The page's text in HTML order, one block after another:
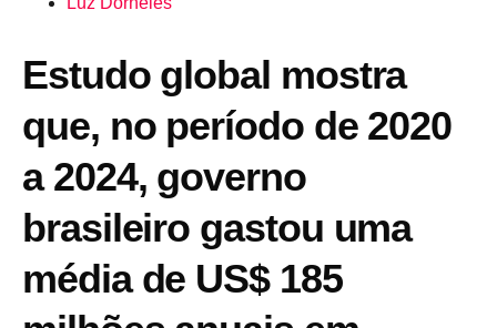
Estudo global mostra
que, no período de 2020
a 2024, governo
brasileiro gastou uma
média de US$ 185